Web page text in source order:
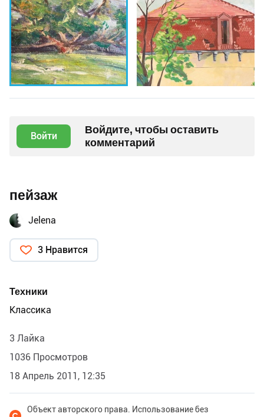
Войти
Войдите, чтобы оставить
комментарий
пейзаж
Jelena
3 Нравится
Техники
Классика
3 Лайка
1036 Просмотров
18 Апрель 2011, 12:35
Объект авторского права. Использование без